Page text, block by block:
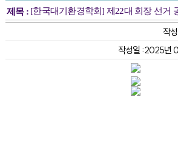
제목 :[한국대기환경학회] 제22대 회장 선거
작
작성일 : 2025년